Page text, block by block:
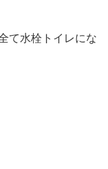
て水栓トイレにな